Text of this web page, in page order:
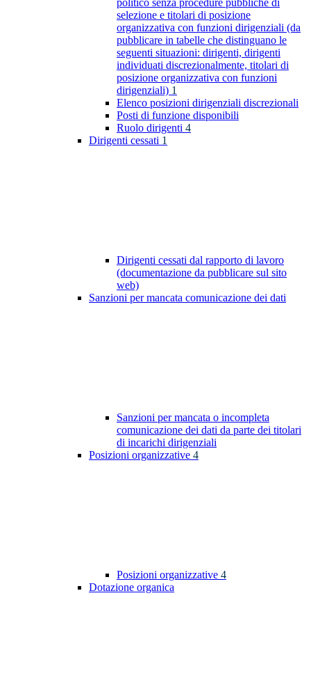
politico senza procedure pubbliche di
selezione e titolari di posizione
organizzativa con funzioni dirigenziali (da
pubblicare in tabelle che distinguano le
seguenti situazioni: dirigenti, dirigenti
individuati discrezionalmente, titolari di
posizione organizzativa con funzioni
dirigenziali) 1
Elenco posizioni dirigenziali discrezionali
Posti di funzione disponibili
Ruolo dirigenti 4
Dirigenti cessati 1
Dirigenti cessati dal rapporto di lavoro
(documentazione da pubblicare sul sito
web)
Sanzioni per mancata comunicazione dei dati
Sanzioni per mancata o incompleta
comunicazione dei dati da parte dei titolari
di incarichi dirigenziali
Posizioni organizzative 4
Posizioni organizzative 4
Dotazione organica